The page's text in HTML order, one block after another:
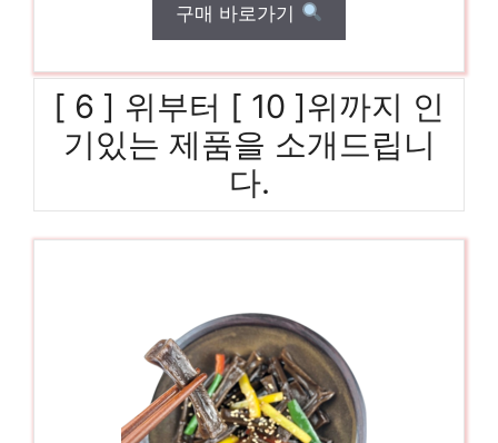
구매 바로가기
[ 6 ] 위부터 [ 10 ]위까지 인
기있는 제품을 소개드립니
다.